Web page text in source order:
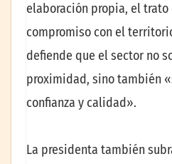
elaboración propia, el
compromiso con el
defiende que el sector no
proximidad, sino también
confianza y calidad».
La presidenta también